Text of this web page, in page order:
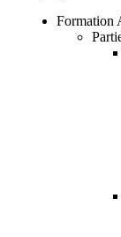
Formation